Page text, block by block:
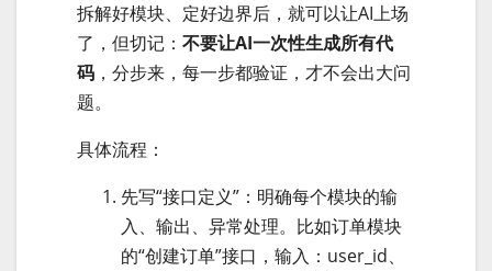
拆解好模块、定好边界后，就可以让AI上场
了，但切记： 不要让AI一次性生成所有代
码 ，分步来，每一步都验证，才不会出大问
题。
具体流程：
先写“接口定义”：明确每个模块的输
入、输出、异常处理。比如订单模块
的“创建订单”接口，输入：user_id、